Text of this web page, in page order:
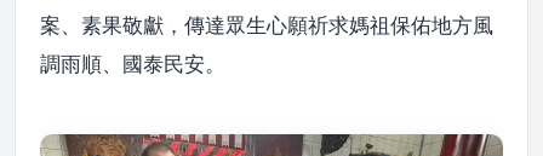
案、素果敬獻，傳達眾生心願祈求媽祖保佑地方風
調雨順、國泰民安。